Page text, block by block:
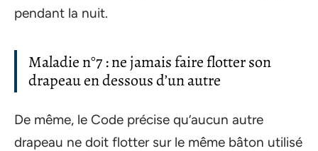
pendant la nuit.
Maladie n°7 : ne jamais faire flotter son
drapeau en dessous d’un autre
De même, le Code précise qu’aucun autre
drapeau ne doit flotter sur le même bâton utilisé